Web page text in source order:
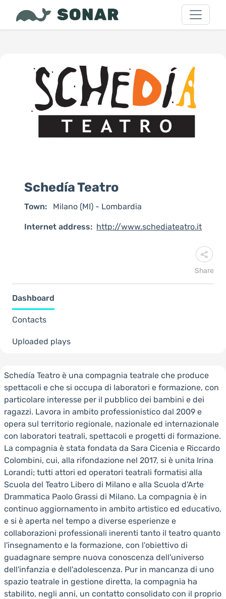
Schedía Teatro
Town: Milano (MI) - Lombardia
Internet address: http://www.schediateatro.it
Share
Dashboard
Contacts
Uploaded plays
Schedía Teatro è una compagnia teatrale che produce
spettacoli e che si occupa di laboratori e formazione, con
particolare interesse per il pubblico dei bambini e dei
ragazzi. Lavora in ambito professionistico dal 2009 e
opera sul territorio regionale, nazionale ed internazionale
con laboratori teatrali, spettacoli e progetti di formazione.
La compagnia è stata fondata da Sara Cicenia e Riccardo
Colombini, cui, alla rifondazione nel 2017, si è unita Irina
Lorandi; tutti attori ed operatori teatrali formatisi alla
Scuola del Teatro Libero di Milano e alla Scuola d'Arte
Drammatica Paolo Grassi di Milano. La compagnia è in
continuo aggiornamento in ambito artistico ed educativo,
e si è aperta nel tempo a diverse esperienze e
collaborazioni professionali inerenti tanto il teatro quanto
l'insegnamento e la formazione, con l'obiettivo di
guadagnare sempre nuova conoscenza dell'universo
dell'infanzia e dell'adolescenza. Pur in mancanza di uno
spazio teatrale in gestione diretta, la compagnia ha
stabilito, negli anni, un contatto consolidato con il proprio